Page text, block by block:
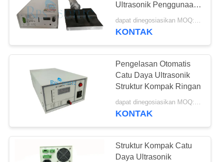
Pengelasan Spot
Prosesor Cairan
Ultrasonik
68
Ultrasonik Penggunaan
Industri Tekstil Rumah
KONTAK
Pengelasan Otomatis
Catu Daya Ultrasonik
Struktur Kompak Ringan
dapat dinegosiasikan MOQ:1pcs
KONTAK
Struktur Kompak Catu
Daya Ultrasonik